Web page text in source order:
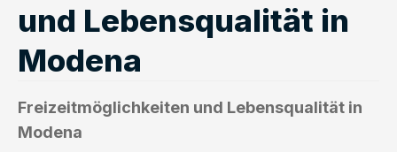
und Lebensqualität in
Modena
Freizeitmöglichkeiten und Lebensqualität in
Modena